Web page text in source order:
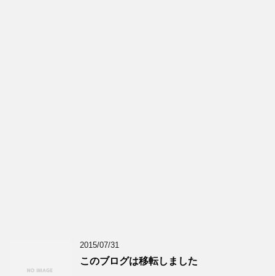
2015/07/31
このブログは移転しました